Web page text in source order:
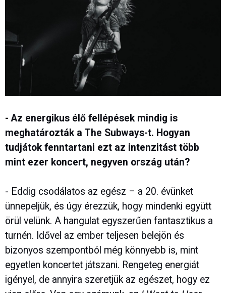
- Az energikus élő fellépések mindig is
meghatározták a The Subways-t. Hogyan
tudjátok fenntartani ezt az intenzitást több
mint ezer koncert, negyven ország után?
- Eddig csodálatos az egész – a 20. évünket
ünnepeljük, és úgy érezzük, hogy mindenki együtt
örül velünk. A hangulat egyszerűen fantasztikus a
turnén. Idővel az ember teljesen belejön és
bizonyos szempontból még könnyebb is, mint
egyetlen koncertet játszani. Rengeteg energiát
igényel, de annyira szeretjük az egészet, hogy ez